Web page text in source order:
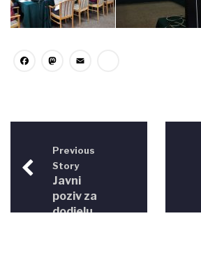
Facebook
Mastodon
Previous
Story
Javni
poziv za
dodjelu